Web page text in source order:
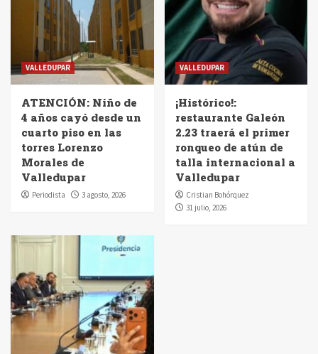
VALLEDUPAR
ATENCIÓN: Niño de
4 años cayó desde un
cuarto piso en las
torres Lorenzo
Morales de
Valledupar
Periodista 3 agosto, 2026
VALLEDUPAR
¡Histórico!:
restaurante Galeón
2.23 traerá el primer
ronqueo de atún de
talla internacional a
Valledupar
Cristian Bohórquez
31 julio, 2026